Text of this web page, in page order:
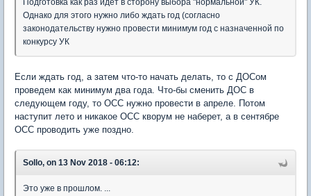
Подготовка как раз идет в сторону выбора "нормальной" УК.
Однако для этого нужно либо ждать год (согласно
законодательству нужно провести минимум год с назначенной по
конкурсу УК
Если ждать год, а затем что-то начать делать, то с ДОСом
проведем как минимум два года. Что-бы сменить ДОС в
следующем году, то ОСС нужно провести в апреле. Потом
наступит лето и никакое ОСС кворум не наберет, а в сентябре
ОСС проводить уже поздно.
Sollo, on 13 Nov 2018 - 06:12:
Это уже в прошлом. ...